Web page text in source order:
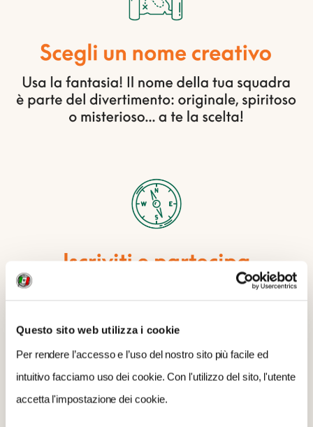
Questo sito web utilizza i cookie
Per rendere l’accesso e l’uso del nostro sito più facile ed
intuitivo facciamo uso dei cookie. Con l'utilizzo del sito, l'utente
accetta l'impostazione dei cookie.